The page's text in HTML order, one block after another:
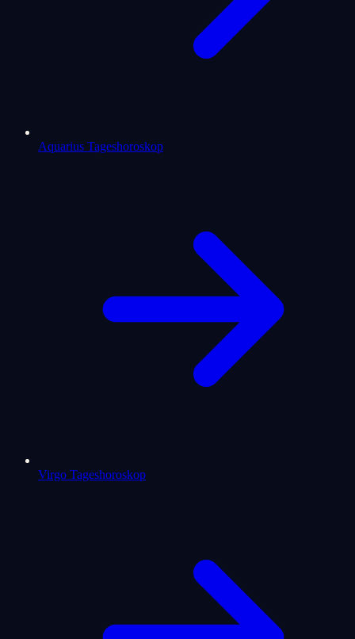
Aquarius Tageshoroskop
Virgo Tageshoroskop